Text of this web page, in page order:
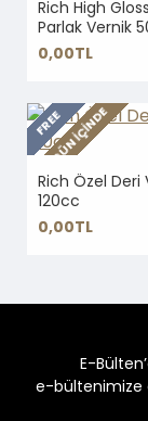
Rich High
Parlak Vernik
0,00TL
FREE
2-3 GÜN IÇINDE
Rich Özel Deri
120cc
0,00TL
E-
e-bültenimize